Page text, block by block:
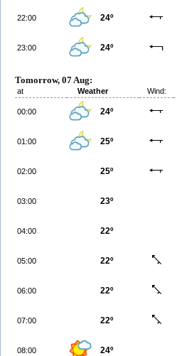
22:00 24º
23:00 24º
Tomorrow, 07 Aug:
at Weather Wind:
00:00 24º
01:00 25º
02:00 25º
03:00 23º
04:00 22º
05:00 22º
06:00 22º
07:00 22º
08:00 24º